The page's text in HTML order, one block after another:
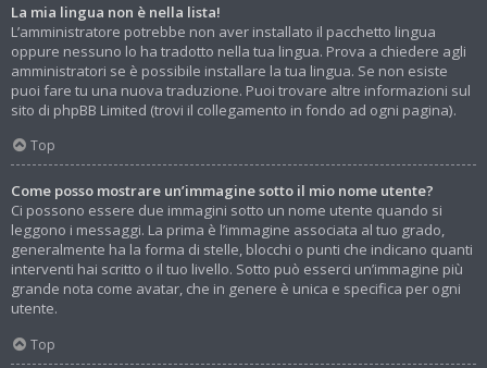
La mia lingua non è nella lista!
L’amministratore potrebbe non aver installato il pacchetto lingua
oppure nessuno lo ha tradotto nella tua lingua. Prova a chiedere agli
amministratori se è possibile installare la tua lingua. Se non esiste
puoi fare tu una nuova traduzione. Puoi trovare altre informazioni sul
sito di phpBB Limited (trovi il collegamento in fondo ad ogni pagina).
Top
Come posso mostrare un’immagine sotto il mio nome utente?
Ci possono essere due immagini sotto un nome utente quando si
leggono i messaggi. La prima è l’immagine associata al tuo grado,
generalmente ha la forma di stelle, blocchi o punti che indicano quanti
interventi hai scritto o il tuo livello. Sotto può esserci un’immagine più
grande nota come avatar, che in genere è unica e specifica per ogni
utente.
Top